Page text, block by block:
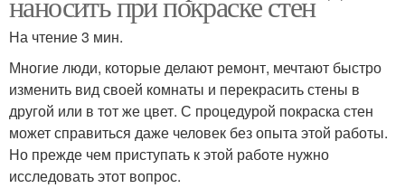
На чтение 3 мин.
Многие люди, которые делают ремонт, мечтают быстро
изменить вид своей комнаты и перекрасить стены в
другой или в тот же цвет. С процедурой покраска стен
может справиться даже человек без опыта этой работы.
Но прежде чем приступать к этой работе нужно
исследовать этот вопрос.